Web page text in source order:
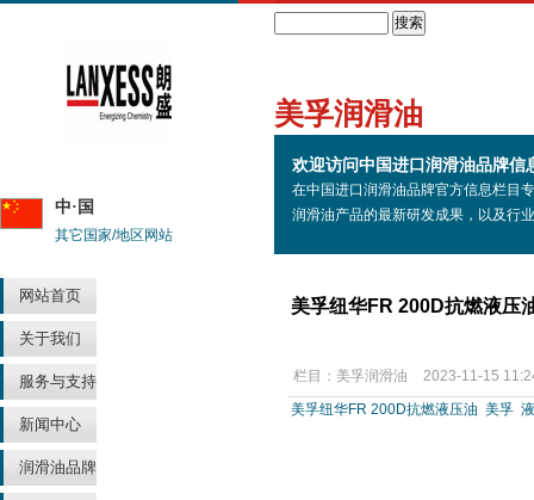
中·国
其它国家/地区网站
网站首页
关于我们
服务与支持
新闻中心
润滑油品牌
美孚润滑油
欢迎访问中国进口润滑油品牌信
在中国进口润滑油品牌官方信息栏目
润滑油产品的最新研发成果，以及行
美孚纽华FR 200D抗燃液压
栏目： 美孚润滑油
2023-11-15
美孚纽华FR 200D抗燃液压油 美孚